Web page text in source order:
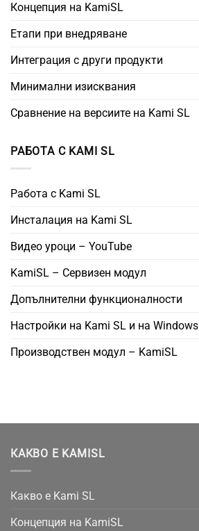
Концепция на KamiSL
Етапи при внедряване
Интеграция с други продукти
Минимални изисквания
Сравнение на версиите на Kami SL
РАБОТА С KAMI SL
Работа с Kami SL
Инсталация на Kami SL
Видео уроци – YouTube
KamiSL – Сервизен модул
Допълнителни функционалности
Настройки на Kami SL и на Windows
Производствен модул – KamiSL
КАКВО Е KAMISL
Какво е Kami SL
Концепция на KamiSL